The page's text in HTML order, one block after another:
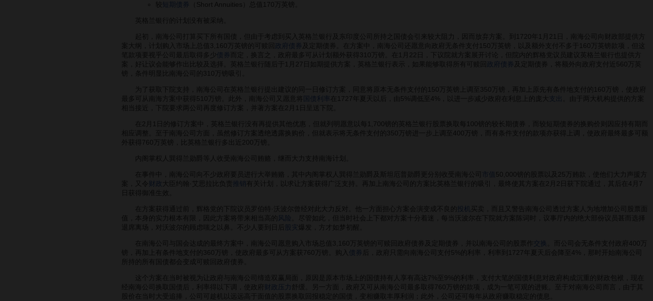
较 短期债券 （Short Annuities）总值170万英镑。
英格兰银行的计划没有被采纳。
起初，南海公司打算买下所有国债，但由于考虑到买入英格兰银行及东印度公司所持之国债会引来较大阻力，因而放弃方案。到1720年1月21日，南海公司向财政部提供方
案大纲，计划购入市场上总值3,160万英镑的可赎回
政府债券 及定期债券。在方案中，南海公司还愿意向政府无条件支付150万英镑，以及额外支付不多于160万英镑款项，但这
笔款项要视乎公司最后取得多少
债券
而定，换言之，政府最多可从计划额外获得310万镑。在1月22日，下议院就方案展开讨论，但院内的辉格党议员建议英格兰银行也提供方
案，好让议会能够作出比较及选择。英格兰银行随后于1月27日如期提供方案，英格兰银行表示，如果能够取得所有可赎回
政府债券 及定期债券，将额外向政府支付近560万英
镑，条件明显比南海公司的310万镑吸引。
为了获取下院支持，南海公司在英格兰银行提出建议的同一日修订方案，同意将原本无条件支付的150万英镑上调至350万镑，再加上原先有条件地支付的160万镑，使政府
最多可从南海方案中获得510万镑。此外，南海公司又愿意将 国债利率 在1727年夏天以后，由5%调低至4%，以进一步减少政府在利息上的庞大 支出
。由于两大机构提供的方案
相当接近，下院要求两公司再度修订方案，并著方案在2月1日呈送下院。
在2月1日的修订方案中，英格兰银行没有再提供其他优惠，但就列明愿意以每1,700镑的英格兰银行股票换取每100镑的较长期债券，而较短期债券的换购价则因应持有期而
相应调整。至于南海公司方面，虽然修订方案透绝透露换购价，但就表示将无条件支付的350万镑进一步上调至400万镑，而有条件支付的款项亦获得上调，使政府最终最多可额
外获得760万英镑，比英格兰银行多出近200万镑。
内阁掌权人巽得兰勋爵等人收受南海公司贿赂，继而大力支持南海计划。
在事件中，南海公司向不少政府要员进行大举贿赂，其中内阁掌权人巽得兰勋爵及斯坦厄普勋爵更分别收受南海公司 市值 50,000镑的股票以及25万贿款，使他们大力声援方
案，又令
财政 大臣约翰·艾思拉比负责 推销 有关计划，以求让方案获得广泛支持。再加上南海公司的方案比英格兰银行的吸引，最终使其方案在2月2日获下院通过，其后在4月7
日获得御准生效。
在方案获得通过前，辉格党的下院议员罗伯特·沃波尔曾经对此大力反对。他一方面担心方案会演变成不良的 投机
买卖，而且又警告南海公司透过方案人为地增加公司股票面
值，本身的实力根本有限，因此方案将带来相当高的 风险
。尽管如此，但当时社会上下都对方案十分着迷，每当沃波尔在下院就方案陈词时，议事厅内的绝大部份议员甚而选择
退席离场，对沃波尔的顾虑嗤之以鼻。不少人要到日后
股灾 爆发，方才如梦初醒。
在南海公司与国会达成的最终方案中，南海公司愿意购入市场总值3,160万英镑的可赎回政府债券及定期债券，并以南海公司的股票作 交换
。而公司会无条件支付政府400万
镑，再加上有条件地支付的360万镑，使政府最多可从方案获760万镑。购入 债券
后，政府只需向南海公司支付5%的利率，利率到1727年夏天后会降至4%，那时开始南海公司
所持的所有国债都会变成可赎回政府债券。
这个方案在当时被视为让政府与南海公司缔造双赢局面，原因是原本市场上的国债持有人享有高达7%至9%的利率，支付大笔的国债利息对政府构成沉重的财政包袱，现在
经南海公司换取国债后，利率得以下调，使政府
财政压力 舒缓。另一方面，政府又可从南海公司最多取得760万镑的款项，成为一笔可观的进账。至于对南海公司而言，由于其
股价在当时大受追捧，公司可趁机以远远高于面值的股票换取回报稳定的国债，变相赚取丰厚利润；此外，公司还可每年从政府赚取稳定的债息。